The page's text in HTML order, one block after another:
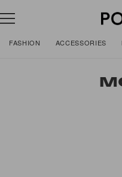
FASHION ACCESSORIES